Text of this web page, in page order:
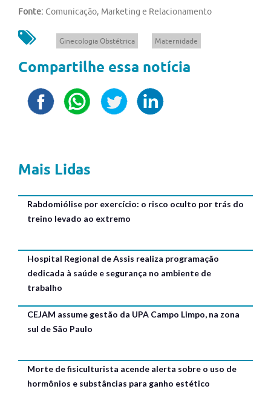
Fonte: Comunicação, Marketing e Relacionamento
Ginecologia Obstétrica Maternidade
Compartilhe essa notícia
Mais Lidas
Rabdomiólise por exercício: o risco oculto por trás do
treino levado ao extremo
Hospital Regional de Assis realiza programação
dedicada à saúde e segurança no ambiente de
trabalho
CEJAM assume gestão da UPA Campo Limpo, na zona
sul de São Paulo
Morte de fisiculturista acende alerta sobre o uso de
hormônios e substâncias para ganho estético